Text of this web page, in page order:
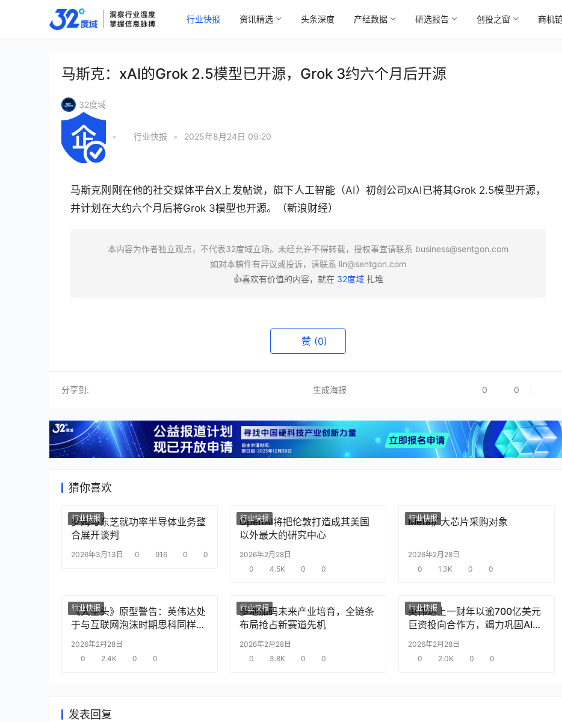
行业快报 资讯精选 头条深度 产经数据 研选报告 创投之窗 商机
马斯克：xAI的Grok 2.5模型已开源，Grok 3约六个月后开源
32度域
• 行业快报 • 2025年8月24日 09:20
马斯克刚刚在他的社交媒体平台X上发帖说，旗下人工智能（AI）初创公司xAI已将其Grok 2.5模型开源，
并计划在大约六个月后将Grok 3模型也开源。（新浪财经）
本内容为作者独立观点，不代表32度域立场。未经允许不得转载，授权事宜请联系 business@sentgon.com
如对本稿件有异议或投诉，请联系 lin@sentgon.com
👍喜欢有价值的内容，就在 32度域扎堆
赞 (0)
分享到: 生成海报 0 0
猜你喜欢
行业快报
罗姆与东芝就功率半导体业务整
合展开谈判
2026年3月13日 0 916 0 0
行业快报
OpenAI将把伦敦打造成其美国
以外最大的研究中心
2026年2月28日
0
4.5K 0 0
行业快报
Meta扩大芯片采购对象
2026年2月28日
0
1.3K 0 0
行业快报
《大空头》原型警告：英伟达处
于与互联网泡沫时期思科同样的
“危险境地”
2026年2月28日
0
2.4K 0 0
行业快报
多地加码未来产业培育，全链条
布局抢占新赛道先机
2026年2月28日
0
3.8K 0 0
行业快报
英伟达上一财年以逾700亿美元
巨资投向合作方，竭力巩固AI芯
片需求
2026年2月28日
0
2.0K 0 0
发表回复